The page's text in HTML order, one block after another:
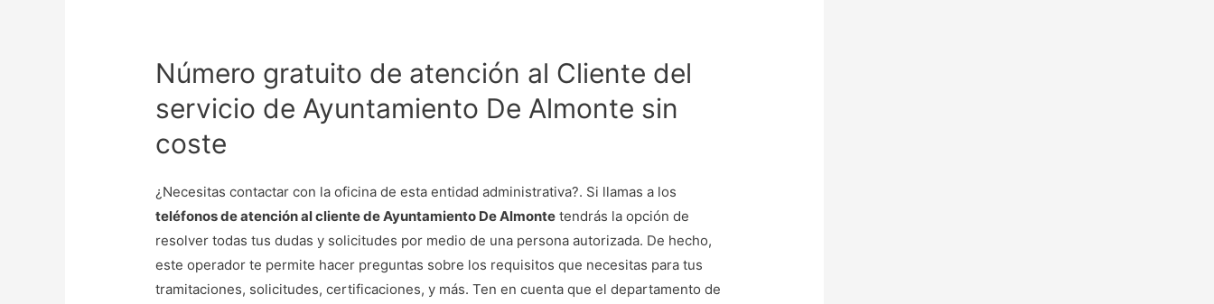
Número gratuito de atención al Cliente del
servicio de Ayuntamiento De Almonte sin
coste
¿Necesitas contactar con la oficina de esta entidad administrativa?. Si llamas a los
teléfonos de atención al cliente de Ayuntamiento De Almonte tendrás la opción de
resolver todas tus dudas y solicitudes por medio de una persona autorizada. De hecho,
este operador te permite hacer preguntas sobre los requisitos que necesitas para tus
tramitaciones, solicitudes, certificaciones, y más. Ten en cuenta que el departamento de